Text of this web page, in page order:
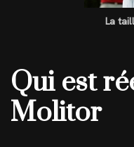
La
Qui est
Molitor